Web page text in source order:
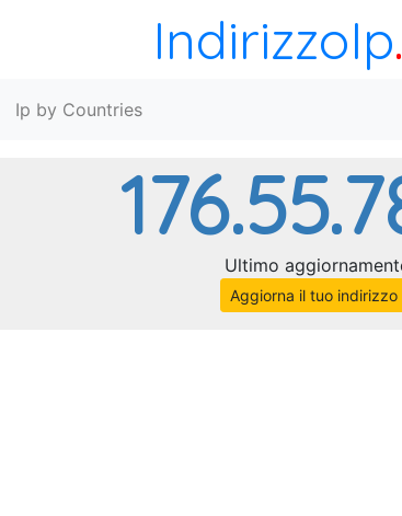
IndirizzoIp
Ip by Countries
Ultimo
Aggiorna il tuo indirizzo